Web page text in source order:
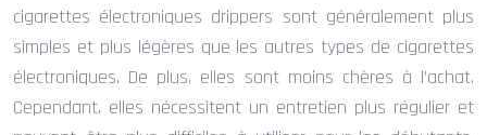
cigarettes électroniques drippers sont généralement plus
simples et plus légères que les autres types de cigarettes
électroniques. De plus, elles sont moins chères à l’achat.
Cependant, elles nécessitent un entretien plus régulier et